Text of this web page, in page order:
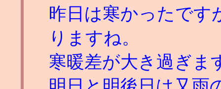
昨日は寒かったです
りますね。
寒暖差が大き過ぎま